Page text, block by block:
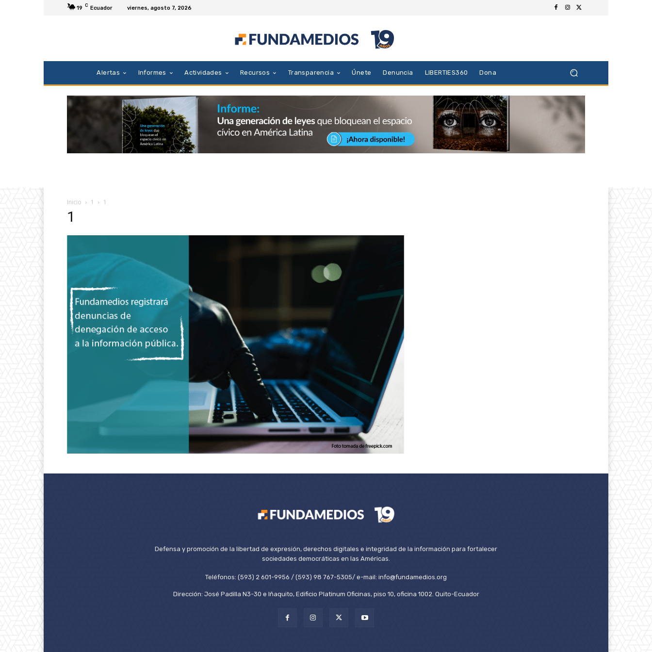
19 C Ecuador viernes, agosto 7, 2026
Alertas Informes Actividades Recursos Transparencia Únete Denuncia LIBERTIES360 Dona
Inicio 1 1
1
Defensa y promoción de la libertad de expresión, derechos digitales e integridad de la información para fortalecer
sociedades democráticas en las Américas.
Teléfonos: (593) 2 601-9956 / (593) 98 767-5305/ e-mail: info@fundamedios.org
Dirección: José Padilla N3-30 e Iñaquito, Edificio Platinum Oficinas, piso 10, oficina 1002. Quito-Ecuador